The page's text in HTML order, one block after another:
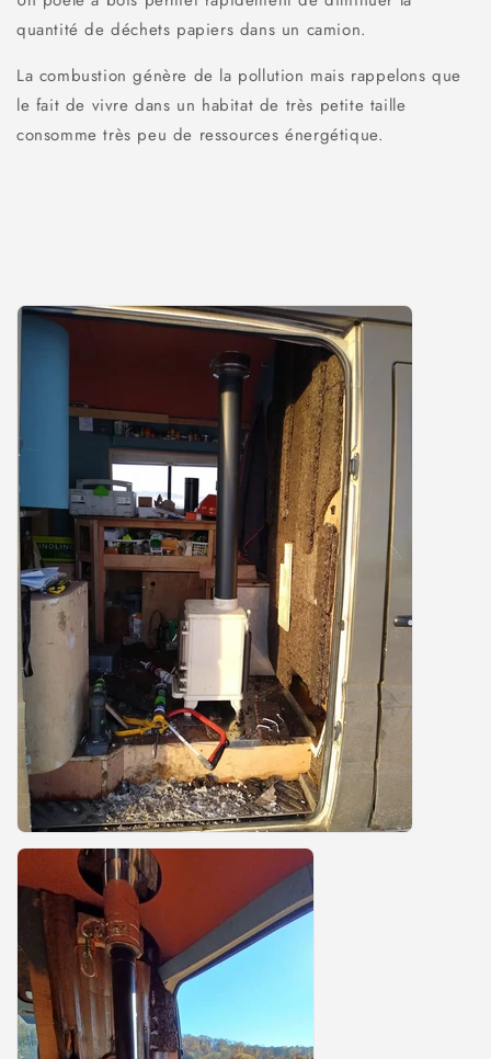
quantité de déchets papiers dans un camion.
La combustion génère de la pollution mais rappelons que
le fait de vivre dans un habitat de très petite taille
consomme très peu de ressources énergétique.